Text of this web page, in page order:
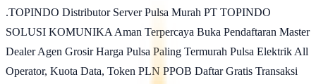
.TOPINDO Distributor Server Pulsa Murah PT TOPINDO
SOLUSI KOMUNIKA Aman Terpercaya Buka Pendaftaran Master
Dealer Agen Grosir Harga Pulsa Paling Termurah Pulsa Elektrik All
Operator, Kuota Data, Token PLN PPOB Daftar Gratis Transaksi